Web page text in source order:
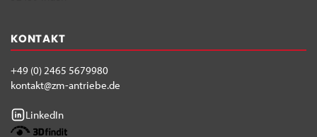
KONTAKT
+49 (0) 2465 5679980
kontakt@zm-antriebe.de
LinkedIn